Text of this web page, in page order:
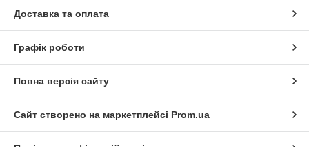
Доставка та оплата
Графік роботи
Повна версія сайту
Сайт створено на маркетплейсі Prom.ua